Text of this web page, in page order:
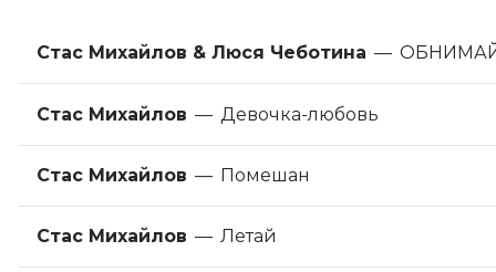
Стас Михайлов & Люся Чеботина —
Стас Михайлов — Девочка-любовь
Стас Михайлов — Помешан
Стас Михайлов — Летай